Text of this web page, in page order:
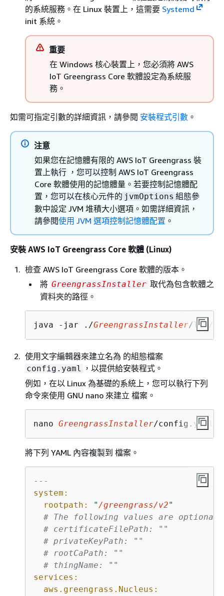
的系統服務。在 Linux 裝置上，這需要 Systemd
init 系統。
重要
在 Windows 核心裝置上，您必須將 AWS
IoT Greengrass Core 軟體設定為系統服
務。
如需可指定引數的詳細資訊，請參閱 安裝程式引數 。
注意
如果您在記憶體有限的 AWS IoT Greengrass 裝
置上執行 ，您可以控制 AWS IoT Greengrass
Core 軟體使用的記憶體量。若要控制記憶體配
置，您可以在核心元件的 jvmOptions 組態參
數中設定 JVM 堆積大小選項。如需詳細資訊，
請參閱使用 JVM 選項控制記憶體配置 。
安裝 AWS IoT Greengrass Core 軟體 (Linux)
檢查 AWS IoT Greengrass Core 軟體的版本。
將 GreengrassInstaller 取代為包含軟體之
資料夾的路徑。
java -jar ./GreengrassInstaller/lib/
使用文字編輯器來建立名為 的組態檔案
config.yaml ，以提供給安裝程式。
例如，在以 Linux 為基礎的系統上，您可以執行下列
命令來使用 GNU nano 來建立 檔案。
nano GreengrassInstaller/config.yaml
將下列 YAML 內容複製到 檔案。
---
system:
rootpath:
"/greengrass/v2"
# The following values are
# certificateFilePath: ""
# privateKeyPath: ""
# rootCaPath: ""
# thingName: ""
services:
aws.greengrass.Nucleus: